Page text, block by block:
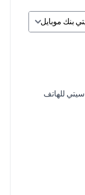
بنك موبايل
للهاتف